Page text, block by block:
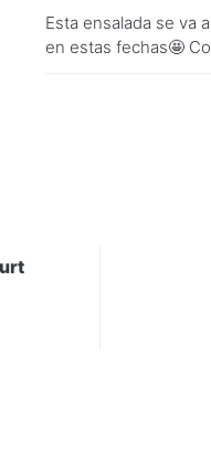
Esta ensalada se va
en estas fechas🤩